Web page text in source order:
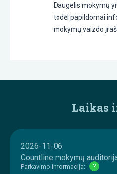
Daugelis mokymų
todėl papildomai
mokymų vaizdo
Laikas
2026-11-06
Countline mokymų
Parkavimo informacija:
?